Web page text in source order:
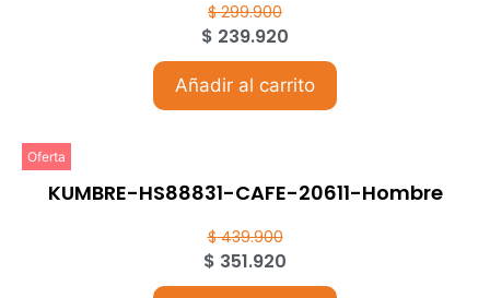
$299.900
$ 239.920
Añadir al carrito
Oferta
KUMBRE-HS88831-CAFE-20611-Hombre
$439.900
$ 351.920